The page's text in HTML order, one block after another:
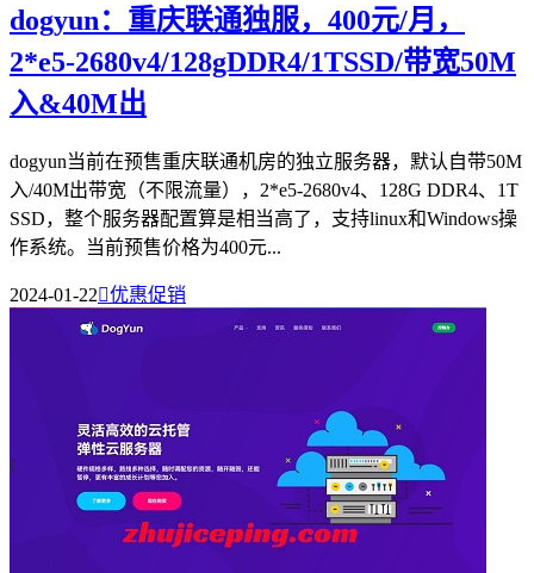
dogyun：重庆联通独服，400元/月，
2*e5-2680v4/128gDDR4/1TSSD/带宽50M
入&40M出
dogyun当前在预售重庆联通机房的独立服务器，默认自带50M
入/40M出带宽（不限流量），2*e5-2680v4、128G DDR4、1T
SSD，整个服务器配置算是相当高了，支持linux和Windows操
作系统。当前预售价格为400元...
2024-01-22优惠促销